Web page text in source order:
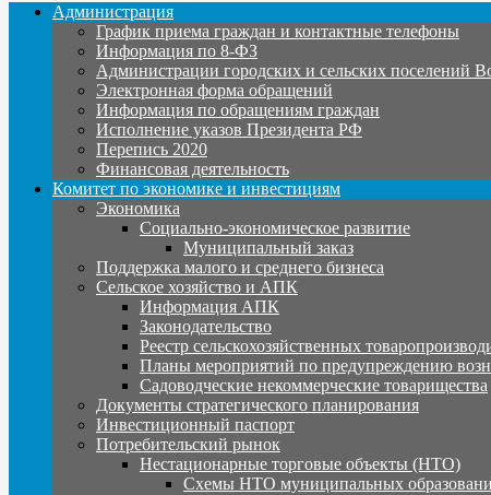
Администрация
График приема граждан и контактные телефоны
Информация по 8-ФЗ
Администрации городских и сельских поселений
Электронная форма обращений
Информация по обращениям граждан
Исполнение указов Президента РФ
Перепись 2020
Финансовая деятельность
Комитет по экономике и инвестициям
Экономика
Социально-экономическое развитие
Муниципальный заказ
Поддержка малого и среднего бизнеса
Сельское хозяйство и АПК
Информация АПК
Законодательство
Реестр сельскохозяйственных
Планы мероприятий по предупреждению
Садоводческие некоммерческие товарищества
Документы стратегического планирования
Инвестиционный паспорт
Потребительский рынок
Нестационарные торговые объекты (НТО)
Схемы НТО муниципальных